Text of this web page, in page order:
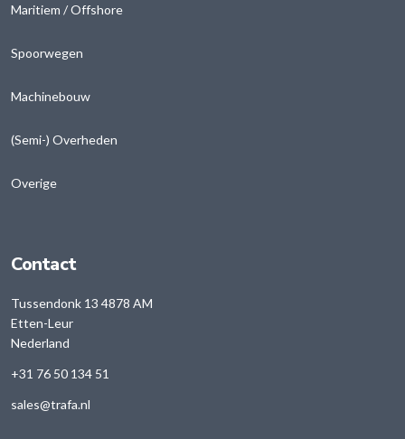
Maritiem / Offshore
Spoorwegen
Machinebouw
(Semi-) Overheden
Overige
Contact
Tussendonk 13 4878 AM
Etten-Leur
Nederland
+31 76 50 134 51
sales@trafa.nl